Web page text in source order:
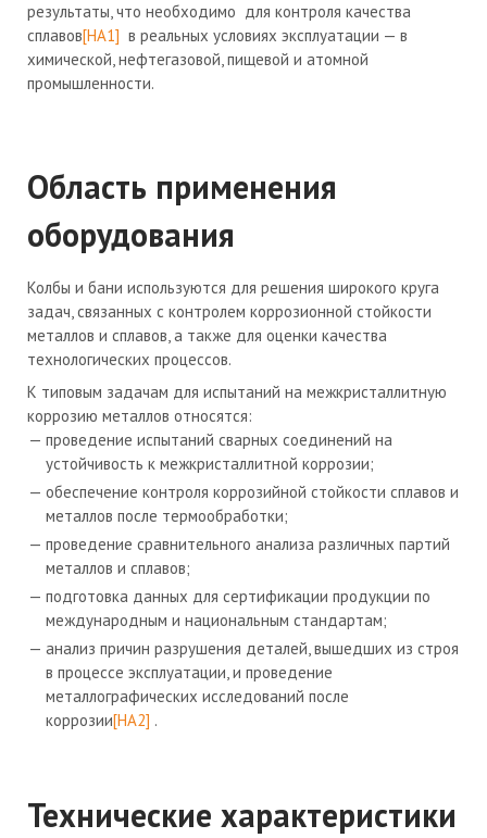
результаты, что необходимо для контроля качества
сплавов[НА1] в реальных условиях эксплуатации — в
химической, нефтегазовой, пищевой и атомной
промышленности.
Область применения
оборудования
Колбы и бани используются для решения широкого круга
задач, связанных с контролем коррозионной стойкости
металлов и сплавов, а также для оценки качества
технологических процессов.
К типовым задачам для испытаний на межкристаллитную
коррозию металлов относятся:
проведение испытаний сварных соединений на
устойчивость к межкристаллитной коррозии;
обеспечение контроля коррозийной стойкости сплавов и
металлов после термообработки;
проведение сравнительного анализа различных партий
металлов и сплавов;
подготовка данных для сертификации продукции по
международным и национальным стандартам;
анализ причин разрушения деталей, вышедших из строя
в процессе эксплуатации, и проведение
металлографических исследований после
коррозии[НА2] .
Технические характеристики